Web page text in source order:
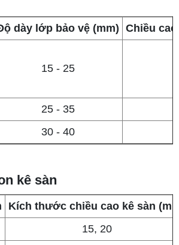
dày lớp bảo vệ (mm) Chiều
15 - 25
25 - 35
30 - 40
kê sàn
Kích thước chiều cao kê sàn
15, 20